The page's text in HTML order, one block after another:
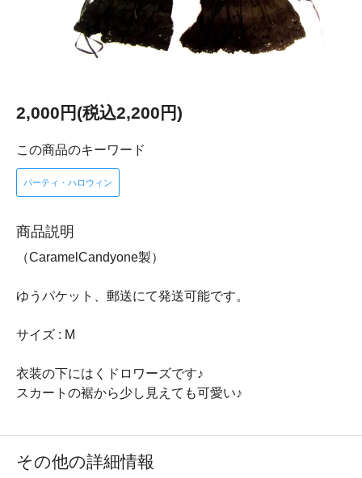
2,000円(税込2,200円)
この商品のキーワード
パーティ・ハロウィン
商品説明
（CaramelCandyone製）
ゆうパケット、郵送にて発送可能です。
サイズ : M
衣装の下にはくドロワーズです♪
スカートの裾から少し見えても可愛い♪
その他の詳細情報